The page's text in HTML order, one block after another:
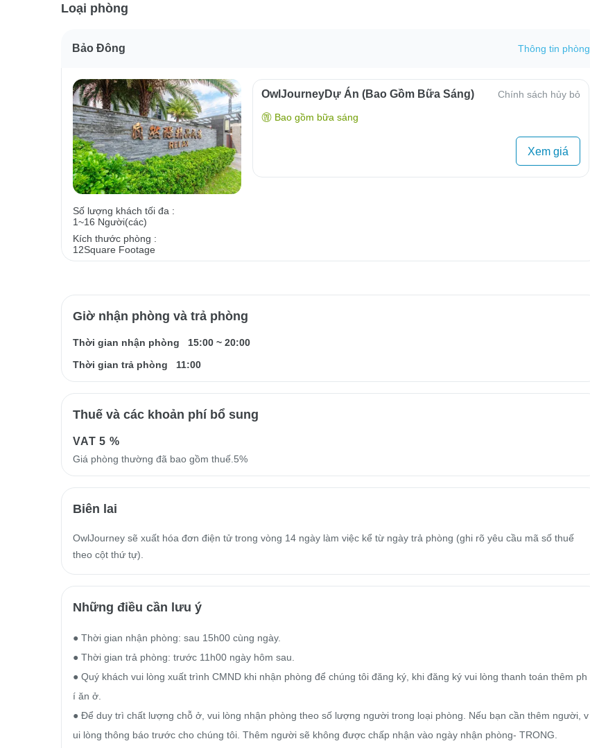
Loại phòng
Bảo Đông Thông tin phòng
Số lượng khách tối đa :
1~16 Người(các)
Kích thước phòng :
12Square Footage
OwlJourneyDự Án (Bao Gồm Bữa Sáng) Chính sách hủy bỏ
Bao gồm bữa sáng
Xem giá
Giờ nhận phòng và trả phòng
Thời gian nhận phòng 15:00 ~ 20:00
Thời gian trả phòng
11:00
Thuế và các khoản phí bổ sung
VAT5 %
Giá phòng thường đã bao gồm thuế.5%
Biên lai
OwlJourney sẽ xuất hóa đơn điện tử trong vòng 14 ngày làm việc kể từ ngày trả phòng (ghi rõ yêu cầu mã số thuế
theo cột thứ tự).
Những điều cần lưu ý
● Thời gian nhận phòng: sau 15h00 cùng ngày.
● Thời gian trả phòng: trước 11h00 ngày hôm sau.
● Quý khách vui lòng xuất trình CMND khi nhận phòng để chúng tôi đăng ký, khi đăng ký vui lòng thanh toán thêm ph
í ăn ở.
● Để duy trì chất lượng chỗ ở, vui lòng nhận phòng theo số lượng người trong loại phòng. Nếu bạn cần thêm người, v
ui lòng thông báo trước cho chúng tôi. Thêm người sẽ không được chấp nhận vào ngày nhận phòng- TRONG.